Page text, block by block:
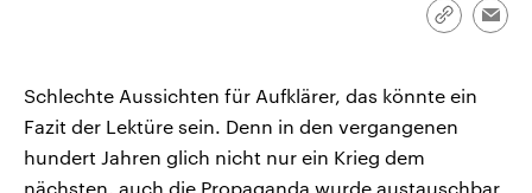
Link
Schlechte Aussichten für Aufklärer, das könnte ein
Fazit der Lektüre sein. Denn in den vergangenen
hundert Jahren glich nicht nur ein Krieg dem
nächsten, auch die Propaganda wurde austauschbar